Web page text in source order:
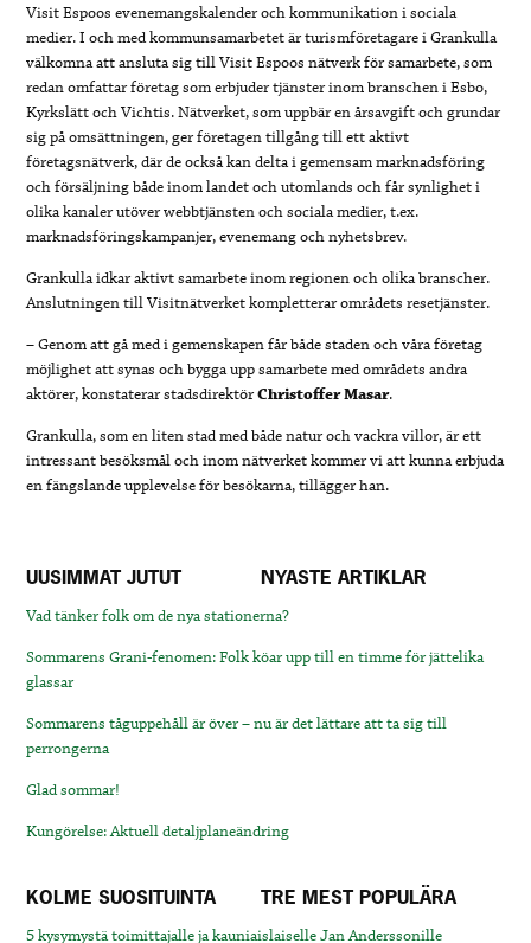
Visit Espoos evenemangskalender och kommunikation i sociala
medier. I och med kommunsamarbetet är turismföretagare i Grankulla
välkomna att ansluta sig till Visit Espoos nätverk för samarbete, som
redan omfattar företag som erbjuder tjänster inom branschen i Esbo,
Kyrkslätt och Vichtis. Nätverket, som uppbär en årsavgift och grundar
sig på omsättningen, ger företagen tillgång till ett aktivt
företagsnätverk, där de också kan delta i gemensam marknadsföring
och försäljning både inom landet och utomlands och får synlighet i
olika kanaler utöver webbtjänsten och sociala medier, t.ex.
marknadsföringskampanjer, evenemang och nyhetsbrev.
Grankulla idkar aktivt samarbete inom regionen och olika branscher.
Anslutningen till Visitnätverket kompletterar områdets resetjänster.
– Genom att gå med i gemenskapen får både staden och våra företag
möjlighet att synas och bygga upp samarbete med områdets andra
aktörer, konstaterar stadsdirektörChristoffer Masar.
Grankulla, som en liten stad med både natur och vackra villor, är ett
intressant besöksmål och inom nätverket kommer vi att kunna erbjuda
en fängslande upplevelse för besökarna, tillägger han.
UUSIMMAT JUTUT NYASTE ARTIKLAR
Vad tänker folk om de nya stationerna?
Sommarens Grani-fenomen: Folk köar upp till en timme för jättelika
glassar
Sommarens tåguppehåll är över – nu är det lättare att ta sig till
perrongerna
Glad sommar!
Kungörelse: Aktuell detaljplaneändring
KOLME SUOSITUINTA TRE MEST POPULÄRA
5 kysymystä toimittajalle ja kauniaislaiselle Jan Anderssonille